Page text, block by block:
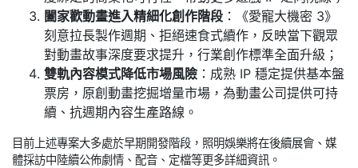
闔家歡動畫進入精細化創作階段 ：《愛寵大機密 3》
刻意拉長製作週期、拒絕速食式續作，反映當下觀眾
對動畫故事深度要求提升，行業創作標準全面升級；
雙軌內容模式降低市場風險 ：成熟 IP 穩定提供基本盤
票房，原創動畫挖掘增量市場，為動畫公司提供可持
續、抗週期內容生產路線。
目前上述專案大多處於早期開發階段，照明娛樂將在後續展會、媒
體採訪中陸續公佈劇情、配音、定檔等更多詳細資訊。